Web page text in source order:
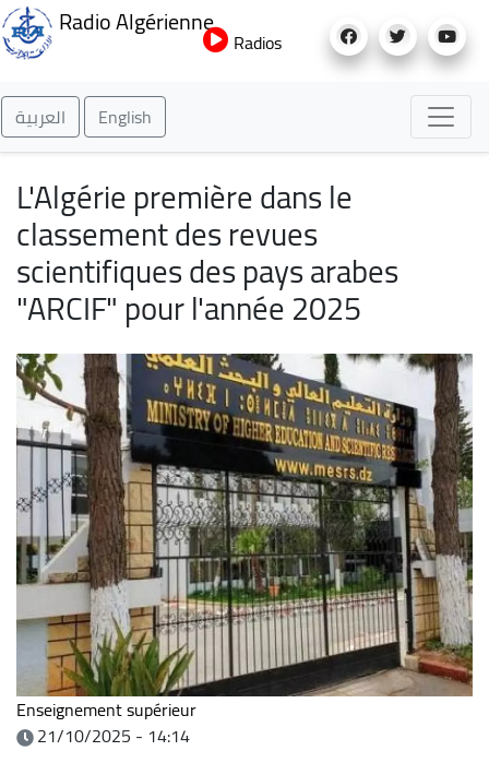
au
Radio Algérienne
Radios
العربية English
L'Algérie première dans le
classement des revues
scientifiques des pays arabes
"ARCIF" pour l'année 2025
Enseignement supérieur
21/10/2025 - 14:14